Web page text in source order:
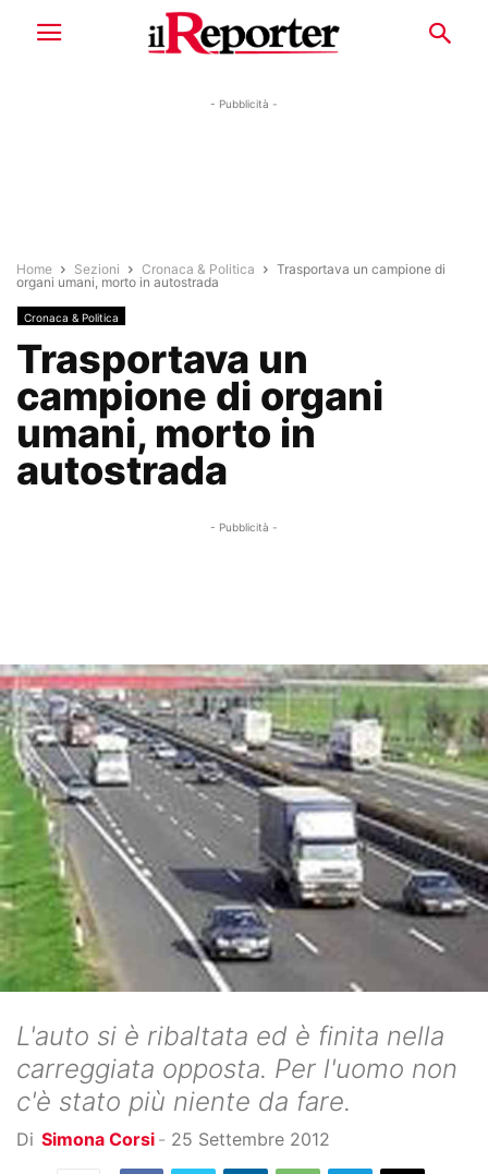
- Pubblicità -
Home Sezioni Cronaca & Politica
Trasportava un campione di
organi umani, morto in autostrada
Cronaca & Politica
Trasportava un
campione di organi
umani, morto in
autostrada
- Pubblicità -
L'auto si è ribaltata ed è finita nella
carreggiata opposta. Per l'uomo non
c'è stato più niente da fare.
Di Simona Corsi - 25 Settembre 2012